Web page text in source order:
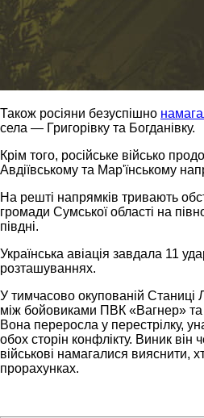
Також росіяни безуспішно
села — Григорівку та Богданівку.
Крім того, російське військо
Авдіївському та Мар'їнському
На решті напрямків тривають
громади Сумської області на
півдні.
Українська авіація завдала 11
розташуваннях.
У тимчасово окупованій Станиці
між бойовиками ПВК «Вагнер» та
Вона переросла у перестрілку,
обох сторін конфлікту. Виник він
військові намагалися вияснити,
прорахунках.